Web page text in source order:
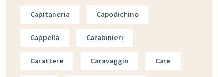
Capitaneria Capodichino
Cappella Carabinieri
Carattere Caravaggio Care